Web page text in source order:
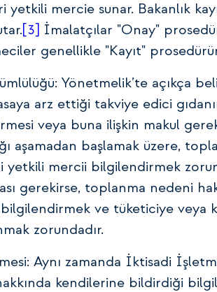
mercie sunar. Bakanlık
[3] İmalatçılar "Onay"
genellikle "Kayıt"
Yönetmelik’te açıkça
arz ettiği takviye edici
veya buna ilişkin makul
aşamadan başlamak üzere,
mercii bilgilendirmek
gerekirse, toplanma nedeni
ve tüketiciye veya
zorundadır.
Aynı zamanda İktisadi
kendilerine bildirdiği